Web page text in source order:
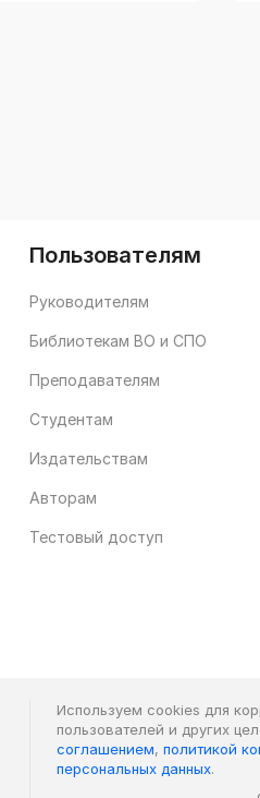
Пользователям
Руководителям
Библиотекам ВО и СПО
Преподавателям
Студентам
Издательствам
Авторам
Тестовый доступ
Используем cookies для
пользователей и других
соглашением, политикой
персональных данных.